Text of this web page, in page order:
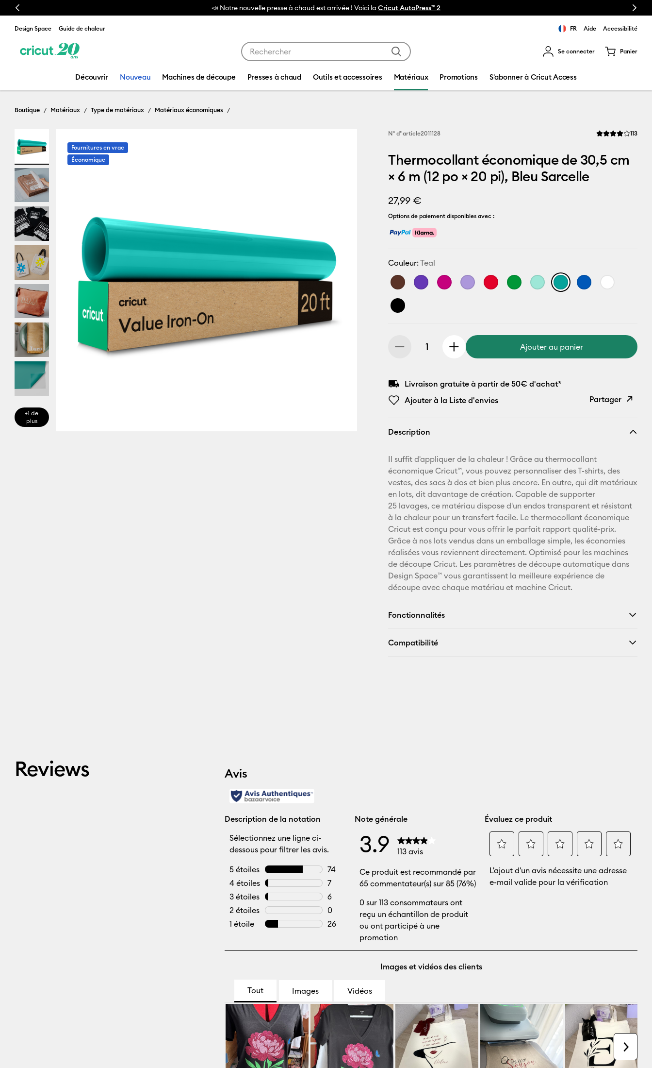
Previous 📣 Notre nouvelle presse à chaud est arrivée ! Voici laCricut AutoPress™ 2 Next
Design Space Guide de chaleur FR Aide Accessibilité
Se connecter Panier
Découvrir Nouveau Machines de découpe Presses à chaud Outils et accessoires Matériaux Promotions S'abonner à Cricut Access
Boutique Matériaux Type de matériaux Matériaux économiques
+1 de
plus
Fournitures en vrac
Économique
N° d''article2011128 La note moyenne
113
Thermocollant économique de 30,5 cm
× 6 m (12 po × 20 pi), Bleu Sarcelle
27,99 €
Options de paiement disponibles avec :
Couleur:Teal
Ajouter au panier
Livraison gratuite à partir de 50€ d'achat*
Ajouter à la Liste d'envies
Partager
E-mail
Pinterest
Facebook
X
Description
Il suffit d'appliquer de la chaleur ! Grâce au thermocollant
économique Cricut™, vous pouvez personnaliser des T-shirts, des
vestes, des sacs à dos et bien plus encore. En outre, qui dit matériaux
en lots, dit davantage de création. Capable de supporter
25 lavages, ce matériau dispose d'un endos transparent et résistant
à la chaleur pour un transfert facile. Le thermocollant économique
Cricut est conçu pour vous offrir le parfait rapport qualité-prix.
Grâce à nos lots vendus dans un emballage simple, les économies
réalisées vous reviennent directement. Optimisé pour les machines
de découpe Cricut. Les paramètres de découpe automatique dans
Design Space™ vous garantissent la meilleure expérience de
découpe avec chaque matériau et machine Cricut.
Fonctionnalités
Compatibilité
Reviews